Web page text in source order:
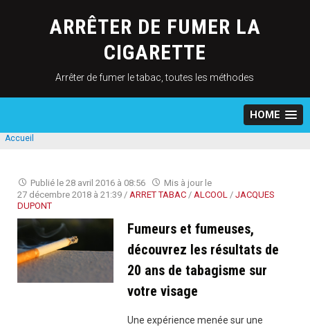
content
ARRÊTER DE FUMER LA
CIGARETTE
Arrêter de fumer le tabac, toutes les méthodes
HOME
Accueil
Publié le 28 avril 2016 à 08:56
Mis à jour le
27 décembre 2018 à 21:39 / ARRET TABAC / ALCOOL / JACQUES
DUPONT
Fumeurs et fumeuses,
découvrez les résultats de
20 ans de tabagisme sur
votre visage
Une expérience menée sur une